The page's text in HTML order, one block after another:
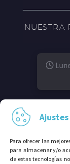
Para ofrecer las
para almacenar y/o
de estas tecnologías
NUESTRA